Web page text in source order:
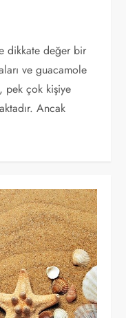
dikkate değer bir
ve guacamole
pek çok kişiye
Ancak